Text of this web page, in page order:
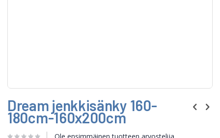
to
the
beginning
Dream jenkkisänky 160-
180cm-160x200cm
Ole ensimmäinen tuotteen arvostelija